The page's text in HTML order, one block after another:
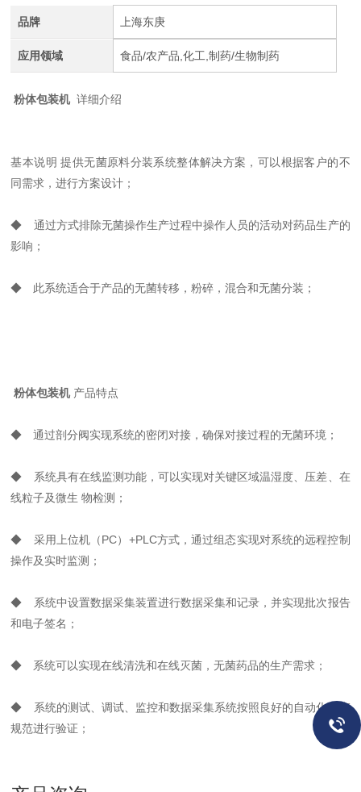
品牌 上海东庚
应用领域 食品/农产品,化工,制药/生物制药
粉体包装机详细介绍
基本说明 提供无菌原料分装系统整体解决方案，可以根据客户的不
同需求，进行方案设计；
◆ 通过方式排除无菌操作生产过程中操作人员的活动对药品生产的
影响；
◆ 此系统适合于产品的无菌转移，粉碎，混合和无菌分装；
粉体包装机产品特点
◆ 通过剖分阀实现系统的密闭对接，确保对接过程的无菌环境；
◆ 系统具有在线监测功能，可以实现对关键区域温湿度、压差、在
线粒子及微生 物检测；
◆ 采用上位机（PC）+PLC方式，通过组态实现对系统的远程控制
操作及实时监测；
◆ 系统中设置数据采集装置进行数据采集和记录，并实现批次报告
和电子签名；
◆ 系统可以实现在线清洗和在线灭菌，无菌药品的生产需求；
◆ 系统的测试、调试、监控和数据采集系统按照良好的自动化生产
规范进行验证；